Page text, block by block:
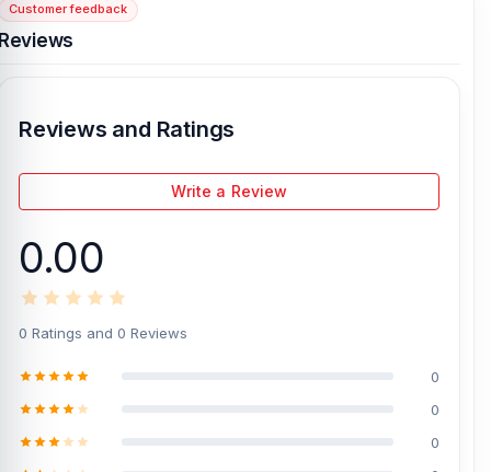
Customer feedback
Reviews and Ratings
Write a Review
0.00
0 Ratings and 0 Reviews
0
0
0